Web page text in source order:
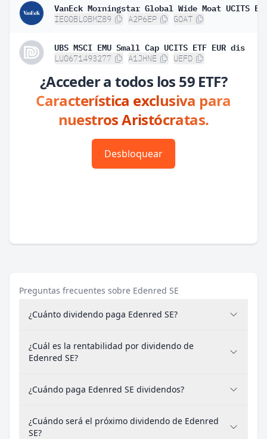
VanEck Morningstar Global Wide Moat UCITS
IE00BL0BMZ89 A2P6EP GOAT
UBS MSCI EMU Small Cap UCITS ETF EUR dis
LU0671493277 A1JHNE UEFD
¿Acceder a todos los 59 ETF?
Característica exclusiva para
nuestros Aristócratas.
Desbloquear
Preguntas frecuentes sobre Edenred SE
¿Cuánto dividendo paga Edenred SE?
¿Cuál es la rentabilidad por dividendo de
Edenred SE?
¿Cuándo paga Edenred SE dividendos?
¿Cuándo será el próximo dividendo de Edenred
SE?